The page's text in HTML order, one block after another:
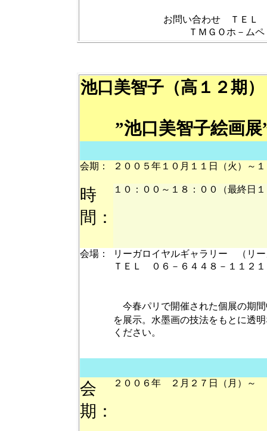
お問い合わせ ＴＥＬ
ＴＭＧＯホ－ム
池口美智子（高１２期）
”池口美智子絵画展
会期： ２００５年１０月１１日（火）～
時
間：
１０：００～１８：００（最終日
会場：
リーガロイヤルギャラリー （リ
ＴＥＬ ０６－６４４８－１１２
今春パリで開催された個展の期
を展示。水墨画の技法をもとに透
ください。
会
期：
２００６年 ２月２７日（月）～